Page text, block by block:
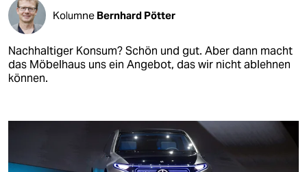
Kolumne Bernhard Pötter
Nachhaltiger Konsum? Schön und gut. Aber dann macht
das Möbelhaus uns ein Angebot, das wir nicht ablehnen
können.